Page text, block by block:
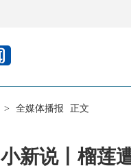
> 全媒体播报 正文
小新说丨榴莲